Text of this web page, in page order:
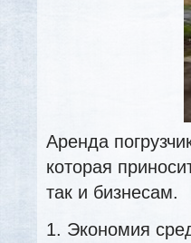
Аренда
которая
так и бизнесам.
1. Экономия